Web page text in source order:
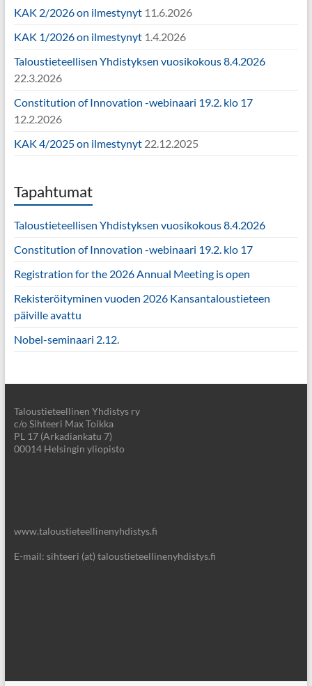
KAK 2/2026 on ilmestynyt11.6.2026
KAK 1/2026 on ilmestynyt1.4.2026
Taloustieteellisen Yhdistyksen vuosikokous 8.4.2026
22.3.2026
Constitution of Innovation -webinaari 19.2. klo 17
12.2.2026
KAK 4/2025 on ilmestynyt22.12.2025
Tapahtumat
Taloustieteellisen Yhdistyksen vuosikokous 8.4.2026
Constitution of Innovation -webinaari 19.2. klo 17
Registration for the 2026 Annual Meeting is open
Rekisteröityminen vuoden 2026 Kansantaloustieteen
päiville avattu
Nobel-seminaari 2.12.
Taloustieteellinen Yhdistys ry
c/o Sihteeri Max Toikka
PL 17 (Arkadiankatu 7)
00014 Helsingin yliopisto
www.taloustieteellinenyhdistys.fi
E-mail: sihteeri (at) taloustieteellinenyhdistys.fi